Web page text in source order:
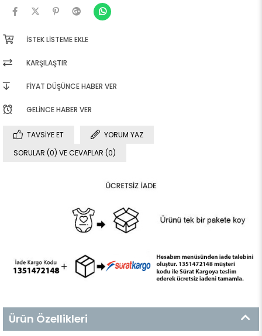
İSTEK LISTEME EKLE
KARŞILAŞTIR
FIYAT DÜŞÜNCE HABER VER
GELINCE HABER VER
TAVSIYE ET
YORUM YAZ
SORULAR (0) VE CEVAPLAR (0)
Ürün Özellikleri